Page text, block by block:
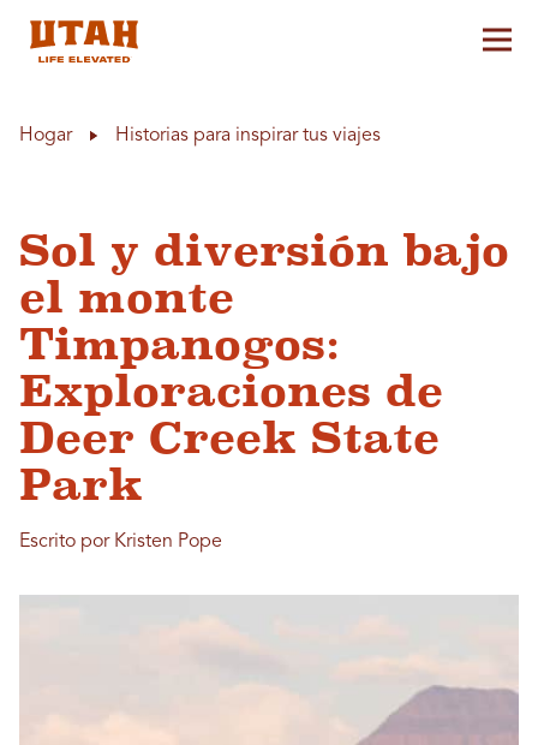
Hogar Historias para inspirar tus viajes
Sol y diversión bajo
el monte
Timpanogos:
Exploraciones de
Deer Creek State
Park
Escrito por Kristen Pope